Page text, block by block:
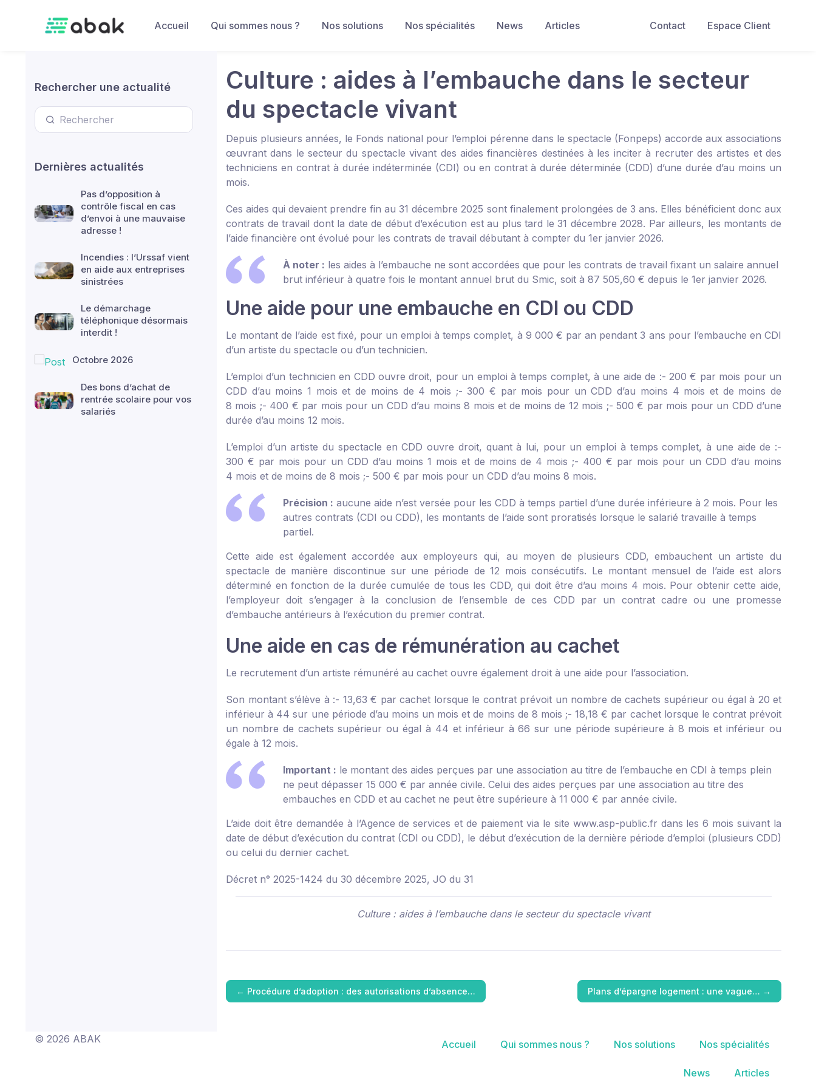
Contact
Espace Client
Accueil Qui sommes nous ? Nos solutions Nos spécialités News Articles
Rechercher une actualité
Dernières actualités
Pas d’opposition à
contrôle fiscal en cas
d’envoi à une mauvaise
adresse !
Incendies : l’Urssaf vient
en aide aux entreprises
sinistrées
Le démarchage
téléphonique désormais
interdit !
Octobre 2026
Des bons d’achat de
rentrée scolaire pour vos
salariés
Culture : aides à l’embauche dans le secteur
du spectacle vivant
Depuis plusieurs années, le Fonds national pour l’emploi pérenne dans le spectacle (Fonpeps) accorde aux associations
œuvrant dans le secteur du spectacle vivant des aides financières destinées à les inciter à recruter des artistes et des
techniciens en contrat à durée indéterminée (CDI) ou en contrat à durée déterminée (CDD) d’une durée d’au moins un
mois.
Ces aides qui devaient prendre fin au 31 décembre 2025 sont finalement prolongées de 3 ans. Elles bénéficient donc aux
contrats de travail dont la date de début d’exécution est au plus tard le 31 décembre 2028. Par ailleurs, les montants de
l’aide financière ont évolué pour les contrats de travail débutant à compter du 1er janvier 2026.
À noter : les aides à l’embauche ne sont accordées que pour les contrats de travail fixant un salaire annuel
brut inférieur à quatre fois le montant annuel brut du Smic, soit à 87 505,60 € depuis le 1er janvier 2026.
Une aide pour une embauche en CDI ou CDD
Le montant de l’aide est fixé, pour un emploi à temps complet, à 9 000 € par an pendant 3 ans pour l’embauche en CDI
d’un artiste du spectacle ou d’un technicien.
L’emploi d’un technicien en CDD ouvre droit, pour un emploi à temps complet, à une aide de :- 200 € par mois pour un
CDD d’au moins 1 mois et de moins de 4 mois ;- 300 € par mois pour un CDD d’au moins 4 mois et de moins de
8 mois ;- 400 € par mois pour un CDD d’au moins 8 mois et de moins de 12 mois ;- 500 € par mois pour un CDD d’une
durée d’au moins 12 mois.
L’emploi d’un artiste du spectacle en CDD ouvre droit, quant à lui, pour un emploi à temps complet, à une aide de :-
300 € par mois pour un CDD d’au moins 1 mois et de moins de 4 mois ;- 400 € par mois pour un CDD d’au moins
4 mois et de moins de 8 mois ;- 500 € par mois pour un CDD d’au moins 8 mois.
Précision : aucune aide n’est versée pour les CDD à temps partiel d’une durée inférieure à 2 mois. Pour les
autres contrats (CDI ou CDD), les montants de l’aide sont proratisés lorsque le salarié travaille à temps
partiel.
Cette aide est également accordée aux employeurs qui, au moyen de plusieurs CDD, embauchent un artiste du
spectacle de manière discontinue sur une période de 12 mois consécutifs. Le montant mensuel de l’aide est alors
déterminé en fonction de la durée cumulée de tous les CDD, qui doit être d’au moins 4 mois. Pour obtenir cette aide,
l’employeur doit s’engager à la conclusion de l’ensemble de ces CDD par un contrat cadre ou une promesse
d’embauche antérieurs à l’exécution du premier contrat.
Une aide en cas de rémunération au cachet
Le recrutement d’un artiste rémunéré au cachet ouvre également droit à une aide pour l’association.
Son montant s’élève à :- 13,63 € par cachet lorsque le contrat prévoit un nombre de cachets supérieur ou égal à 20 et
inférieur à 44 sur une période d’au moins un mois et de moins de 8 mois ;- 18,18 € par cachet lorsque le contrat prévoit
un nombre de cachets supérieur ou égal à 44 et inférieur à 66 sur une période supérieure à 8 mois et inférieur ou
égale à 12 mois.
Important : le montant des aides perçues par une association au titre de l’embauche en CDI à temps plein
ne peut dépasser 15 000 € par année civile. Celui des aides perçues par une association au titre des
embauches en CDD et au cachet ne peut être supérieure à 11 000 € par année civile.
L’aide doit être demandée à l’Agence de services et de paiement via le site www.asp-public.fr dans les 6 mois suivant la
date de début d’exécution du contrat (CDI ou CDD), le début d’exécution de la dernière période d’emploi (plusieurs CDD)
ou celui du dernier cachet.
Décret n° 2025-1424 du 30 décembre 2025, JO du 31
Culture : aides à l’embauche dans le secteur du spectacle vivant
← Procédure d’adoption : des autorisations d’absence… Plans d’épargne logement : une vague… →
© 2026 ABAK Accueil Qui sommes nous ? Nos solutions Nos spécialités
News Articles